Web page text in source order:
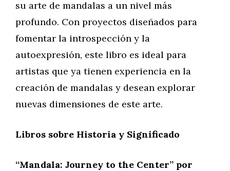
su arte de mandalas a un nivel más
profundo. Con proyectos diseñados para
fomentar la introspección y la
autoexpresión, este libro es ideal para
artistas que ya tienen experiencia en la
creación de mandalas y desean explorar
nuevas dimensiones de este arte.
Libros sobre Historia y Significado
“Mandala: Journey to the Center” por